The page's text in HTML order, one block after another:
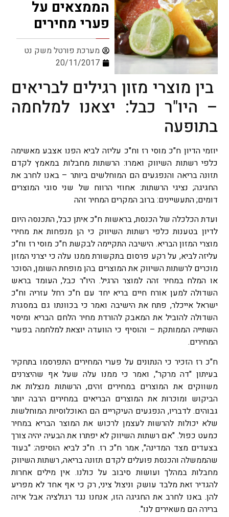
הממצאים על
פערי מחירים
מערכת פורטל משק נט
20/11/2017
בין מוצרי מזון רגילים לבריאים
– היו"ר כבל: יצאנו למלחמה
בתופעה
יוזמי הדיון ח"כ מוסי רז וח"כ עליזה לביא הפנו אצבע מאשימה
כלפי רשתות השיווק ואמרו: הרשתות מחבלות במאמץ לקדם
תזונה בריאה והנפגעים הם המוחלשים ביותר – באנו לחרב את
החגיגה; נציגי הרשתות: אחוזי הרווח של שני סוגי המוצרים
דומים; התעשיינים: ברוב המקרים המחיר זהה
ועדת הכלכלה של הכנסת, בראשות ח"כ איתן כבל, התכנסה היום
לדיון בטענות כלפי רשתות השיווק כי הן מנפחות את מחירי
מוצרי המזון הבריא. הישיבה התקיימה לבקשת ח"כ מוסי רז וח"כ
עליזה לביא, על רקע פרסום בתקשורת ממנו עלה כי יצרני המזון
מוכרים לרשתות השיווק את המוצרים בהן מופחת השומן, הסוכר
או המלח במחיר זהה למוצר הרגיל. היו"ר כבל, העומד בראש
השדולה למען אורח חיים בריא יחד עם ח"כ רחל עזריה וח"כ
ישראל אייכלר, פתח את הישיבה ואמר כי בכוונתו גם במסגרת
השדולה להוביל את המאבק להורדת מחיר הלחם הבריא ומיסוי
השתייה הממותקת – והוסיף כי הוועדה יוצאת למלחמה בפערי
המחירים.
ח"כ רז הזכיר כי הנתונים על פערי המחירים התפרסמו בתחקיר
בעיתון "דה מרקר", ואמר כי ממנו עלה שעל אף שהיצרנים
משווקים את המוצרים במחירים זהים, הרשתות מנצלות את
הביקוש ומוכרות את המוצרים הבריאים במחירים הרבה יותר
גבוהים. לדבריו, הנפגעים העיקריים הם האוכלוסיות המוחלשות
שלא יכולות להרשות לעצמן לרכוש את המוצר הבריא במחיר
כמעט כפול. "אם רשתות השיווק לא יפתרו את הבעיה יהיה צורך
בצעדים מצד המדינה", אמר ח"כ רז. ח"כ לביא הוסיפה: "בעוד
שהממשלה והכנסת פועלים לקדם תזונה בריאה, רשתות השיווק
מחבלות במהלך ועושות סיבוב על כולנו. אין מילים אחרות
להגדיר זאת מלבד עושק וניצול ציני, רק כי אף אחד לא מפריע
להן. באנו לחרב את החגיגה הזו, אנחנו נגד רגולציה אבל איזה
ברירה הם משאירים לנו".